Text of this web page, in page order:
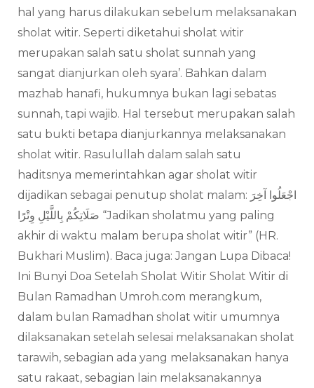
hal yang harus dilakukan sebelum melaksanakan
sholat witir. Seperti diketahui sholat witir
merupakan salah satu sholat sunnah yang
sangat dianjurkan oleh syara’. Bahkan dalam
mazhab hanafi, hukumnya bukan lagi sebatas
sunnah, tapi wajib. Hal tersebut merupakan salah
satu bukti betapa dianjurkannya melaksanakan
sholat witir. Rasulullah dalam salah satu
haditsnya memerintahkan agar sholat witir
dijadikan sebagai penutup sholat malam: اجْعَلُوا آخِرَ
صَلَاتِكُمْ بِاللَّيْلِ وِتْرًا “Jadikan sholatmu yang paling
akhir di waktu malam berupa sholat witir” (HR.
Bukhari Muslim). Baca juga: Jangan Lupa Dibaca!
Ini Bunyi Doa Setelah Sholat Witir Sholat Witir di
Bulan Ramadhan Umroh.com merangkum,
dalam bulan Ramadhan sholat witir umumnya
dilaksanakan setelah selesai melaksanakan sholat
tarawih, sebagian ada yang melaksanakan hanya
satu rakaat, sebagian lain melaksanakannya